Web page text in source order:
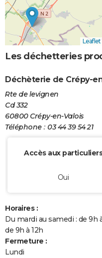
Leaflet
Les déchetteries
Déchèterie de Crépy-
Rte de levignen
Cd 332
60800 Crépy-en-Valois
Téléphone : 03 44 39 54 21
Accès aux particuliers
Oui
Horaires :
Du mardi au samedi : de 9h
de 9h à 12h
Fermeture :
Lundi